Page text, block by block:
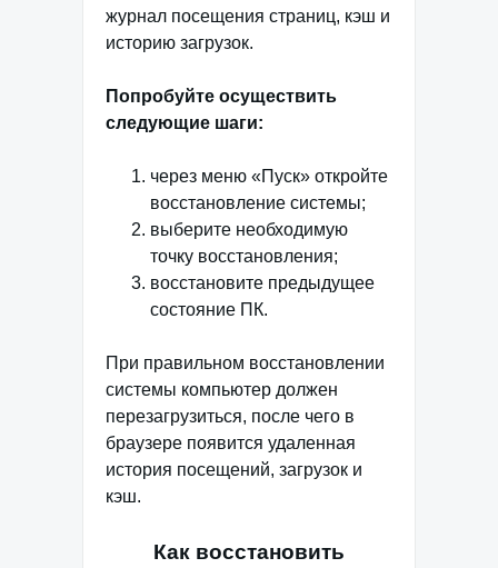
журнал посещения страниц, кэш и
историю загрузок.
Попробуйте осуществить
следующие шаги:
через меню «Пуск» откройте
восстановление системы;
выберите необходимую
точку восстановления;
восстановите предыдущее
состояние ПК.
При правильном восстановлении
системы компьютер должен
перезагрузиться, после чего в
браузере появится удаленная
история посещений, загрузок и
кэш.
Как восстановить